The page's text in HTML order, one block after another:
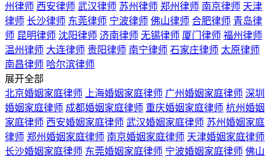
州律师 西安律师 武汉律师 苏州律师 郑州律师 南京律师 天津
律师 长沙律师 东莞律师 宁波律师 佛山律师 合肥律师 青岛律
师 昆明律师 沈阳律师 济南律师 无锡律师 厦门律师 福州律师
温州律师 大连律师 贵阳律师 南宁律师 石家庄律师 太原律师
南昌律师 哈尔滨律师
展开全部
北京婚姻家庭律师
上海婚姻家庭律师 广州婚姻家庭律师 深圳
婚姻家庭律师 成都婚姻家庭律师 重庆婚姻家庭律师 杭州婚姻
家庭律师 西安婚姻家庭律师 武汉婚姻家庭律师 苏州婚姻家庭
律师 郑州婚姻家庭律师 南京婚姻家庭律师 天津婚姻家庭律师
长沙婚姻家庭律师 东莞婚姻家庭律师 宁波婚姻家庭律师 佛山